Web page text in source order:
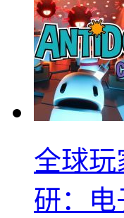
全球玩
研：电